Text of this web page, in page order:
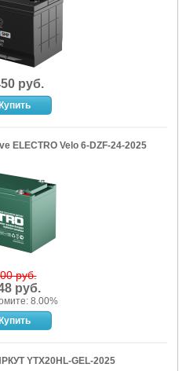
руб.
ELECTRO Velo 6-DZF-24-2025
руб.
руб.
8.00%
YTX20HL-GEL-2025